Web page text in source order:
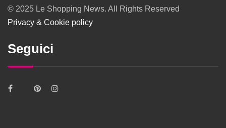
© 2025 Le Shopping News. All Rights Reserved
Privacy & Cookie policy
Seguici